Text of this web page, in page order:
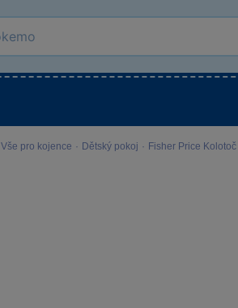
Vše pro kojence · Dětský pokoj · Fisher Price